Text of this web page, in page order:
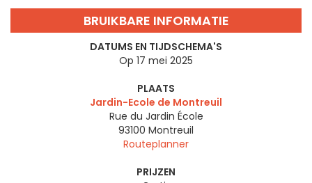
BRUIKBARE INFORMATIE
DATUMS EN TIJDSCHEMA'S
Op 17 mei 2025
PLAATS
Jardin-Ecole de Montreuil
Rue du Jardin École
93100 Montreuil
Routeplanner
PRIJZEN